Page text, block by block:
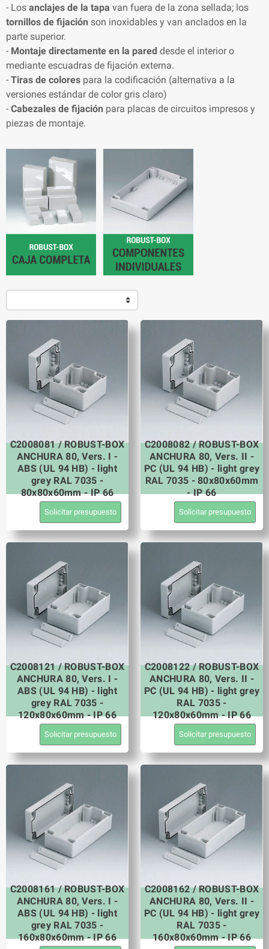
- Los anclajes de la tapa van fuera de la zona sellada; los
tornillos de fijación son inoxidables y van anclados en la
parte superior.
- Montaje directamente en la pared desde el interior o
mediante escuadras de fijación externa.
- Tiras de colores para la codificación (alternativa a la
versiones estándar de color gris claro)
- Cabezales de fijación para placas de circuitos impresos y
piezas de montaje.
C2008081 / ROBUST-BOX
ANCHURA 80, Vers. I -
ABS (UL 94 HB) - light
grey RAL 7035 -
80x80x60mm - IP 66
Solicitar presupuesto
C2008082 / ROBUST-BOX
ANCHURA 80, Vers. II -
PC (UL 94 HB) - light grey
RAL 7035 - 80x80x60mm
- IP 66
Solicitar presupuesto
C2008121 / ROBUST-BOX
ANCHURA 80, Vers. I -
ABS (UL 94 HB) - light
grey RAL 7035 -
120x80x60mm - IP 66
Solicitar presupuesto
C2008122 / ROBUST-BOX
ANCHURA 80, Vers. II -
PC (UL 94 HB) - light grey
RAL 7035 -
120x80x60mm - IP 66
Solicitar presupuesto
C2008161 / ROBUST-BOX
ANCHURA 80, Vers. I -
ABS (UL 94 HB) - light
grey RAL 7035 -
160x80x60mm - IP 66
C2008162 / ROBUST-BOX
ANCHURA 80, Vers. II -
PC (UL 94 HB) - light grey
RAL 7035 -
160x80x60mm - IP 66